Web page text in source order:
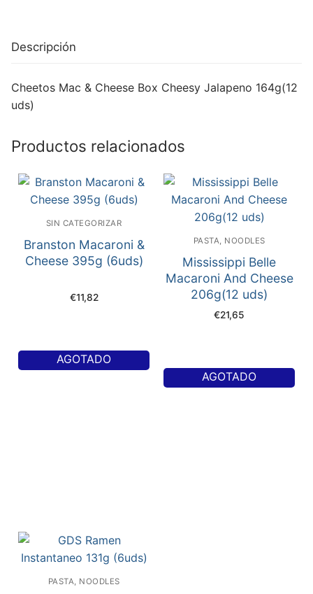
Descripción
Cheetos Mac & Cheese Box Cheesy Jalapeno 164g(12
uds)
Productos relacionados
SIN CATEGORIZAR
Branston Macaroni &
Cheese 395g (6uds)
€11,82
AGOTADO
PASTA, NOODLES
Mississippi Belle
Macaroni And Cheese
206g(12 uds)
€21,65
AGOTADO
PASTA, NOODLES